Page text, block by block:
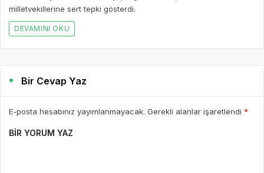
milletvekillerine sert tepki gösterdi.
DEVAMINI OKU
Bir Cevap Yaz
E-posta hesabınız yayımlanmayacak. Gerekli alanlar işaretlendi *
BIR YORUM YAZ